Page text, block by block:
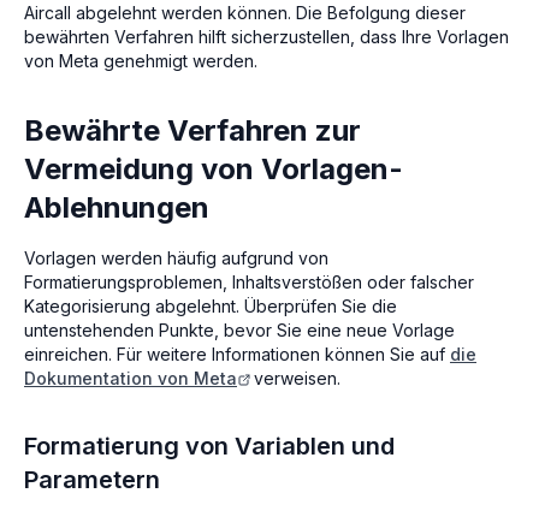
Aircall abgelehnt werden können. Die Befolgung dieser
bewährten Verfahren hilft sicherzustellen, dass Ihre Vorlagen
von Meta genehmigt werden.
Bewährte Verfahren zur
Vermeidung von Vorlagen-
Ablehnungen
Vorlagen werden häufig aufgrund von
Formatierungsproblemen, Inhaltsverstößen oder falscher
Kategorisierung abgelehnt. Überprüfen Sie die
untenstehenden Punkte, bevor Sie eine neue Vorlage
einreichen. Für weitere Informationen können Sie auf die
Dokumentation von Meta
verweisen.
Formatierung von Variablen und
Parametern